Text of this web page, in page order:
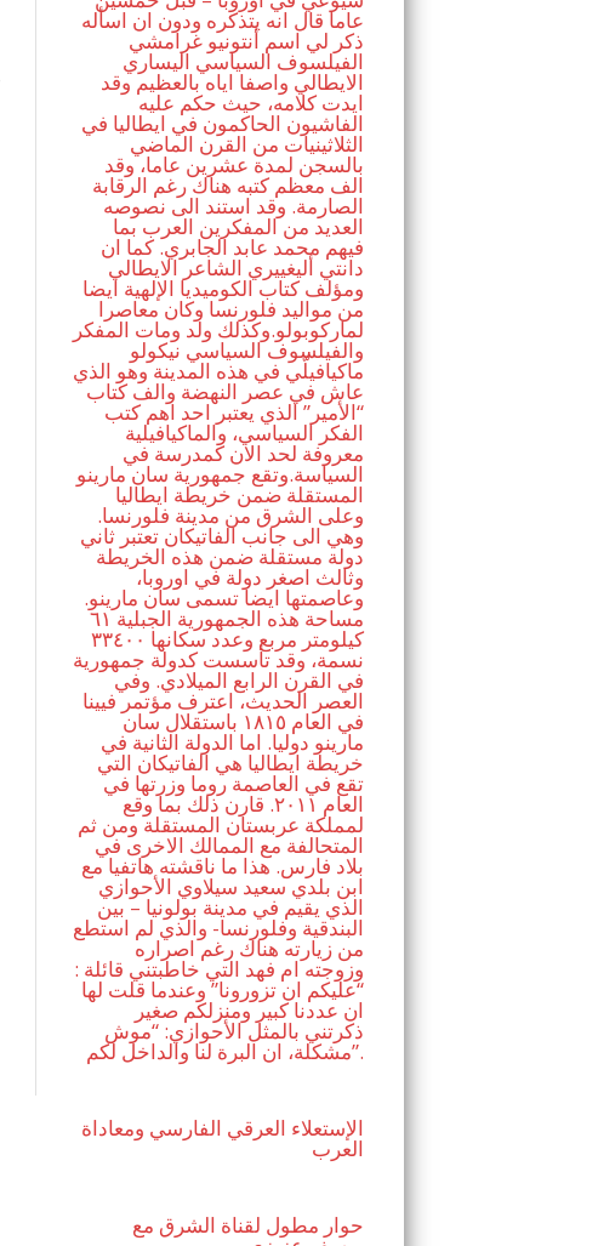
عاما قال انه يتذكره ودون ان اسأله
ذكر لي اسم أنتونيو غرامشي
الفيلسوف السياسي اليساري
الايطالي واصفا اياه بالعظيم وقد
ايدت كلامه، حيث حكم عليه
الفاشيون الحاكمون في ايطاليا في
الثلاثينيات من القرن الماضي
بالسجن لمدة عشرين عاما، وقد
الف معظم كتبه هناك رغم الرقابة
الصارمة. وقد استند الى نصوصه
العديد من المفكرين العرب بما
فيهم محمد عابد الجابري. كما ان
دانتي أليغييري الشاعر الايطالي
ومؤلف كتاب الكوميديا الإلهية ايضا
من مواليد فلورنسا وكان معاصرا
لماركوبولو.وكذلك ولد ومات المفكر
والفيلسوف السياسي نيكولو
ماكيافيلّي في هذه المدينة وهو الذي
عاش في عصر النهضة والف كتاب
“الأمير” الذي يعتبر احد اهم كتب
الفكر السياسي، والماكيافيلية
معروفة لحد الان كمدرسة في
السياسة.وتقع جمهورية سان مارينو
المستقلة ضمن خريطة ايطاليا
وعلى الشرق من مدينة فلورنسا.
وهي الى جانب الفاتيكان تعتبر ثاني
دولة مستقلة ضمن هذه الخريطة
وثالث اصغر دولة في اوروبا،
وعاصمتها ايضا تسمى سان مارينو.
مساحة هذه الجمهورية الجبلية ٦١
كيلومتر مربع وعدد سكانها ٣٣٤٠٠
نسمة، وقد تأسست كدولة جمهورية
في القرن الرابع الميلادي. وفي
العصر الحديث، اعترف مؤتمر فيينا
في العام ١٨١٥ باستقلال سان
مارينو دوليا. اما الدولة الثانية في
خريطة ايطاليا هي الفاتيكان التي
تقع في العاصمة روما وزرتها في
العام ٢٠١١. قارن ذلك بما وقع
لمملكة عربستان المستقلة ومن ثم
المتحالفة مع الممالك الاخرى في
بلاد فارس. هذا ما ناقشته هاتفيا مع
ابن بلدي سعيد سيلاوي الأحوازي
الذي يقيم في مدينة بولونيا – بين
البندقية وفلورنسا- والذي لم استطع
من زيارته هناك رغم اصراره
وزوجته ام فهد التي خاطبتني قائلة :
“عليكم ان تزورونا” وعندما قلت لها
ان عددنا كبير ومنزلكم صغير
ذكرتني بالمثل الأحوازي: “موش
مشكلة، ان البرة لنا والداخل لكم”.
الإستعلاء العرقي الفارسي ومعاداة
العرب
حوار مطول لقناة الشرق مع